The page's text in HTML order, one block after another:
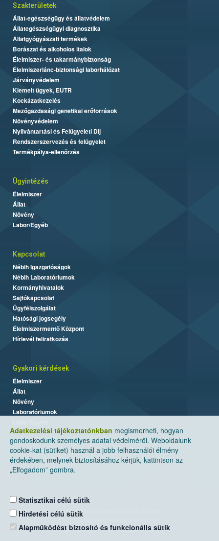
Adatkezelési tájékoztatónkban megismerheti, hogyan
gondoskodunk személyes adatai védelméről. Weboldalunk
cookie-kat (sütiket) használ a jobb felhasználói élmény
érdekében, melynek biztosításához kérjük, kattintson az
„Elfogadom” gombra.
Statisztikai célú sütik
Hirdetési célú sütik
Alapműködést biztosító és funkcionális sütik
Szakterületek
Állat-egészségügy és állatvédelem
Állategészségügyi diagnosztika
Állatgyógyászati termékek
Borászat és alkoholos italok
Élelmiszer- és takarmánybiztonság
Élelmiszerlánc-biztonsági laborhálózat
Járványvédelem
Kiemelt ügyek, EUTR
Kockázatkezelés
Mezőgazdasági genetikai erőforrások
Növényvédelem
Nyilvántartási és Felügyeleti Díj
Rendszerszervezés és felügyelet
Termékpálya-ellenőrzés
Ügyintézés
Élelmiszer
Állat
Növény
Labor/Egyéb
Kapcsolat
Nébih Igazgatóságok
Nébih Laboratóriumok
Kormányhivatalok
Sajtókapcsolat
Ügyfélszolgálat
Hatósági jogsegély
Élelmiszermentő Központ
Hírlevél feliratkozás
Gyakori kérdések
Élelmiszer
Állat
Növény
Laboratóriumok
Nemzeti Élelmiszerlánc-biztonsági Hivatal
Levelezési cím: 1525 Budapest. Pf. 30.